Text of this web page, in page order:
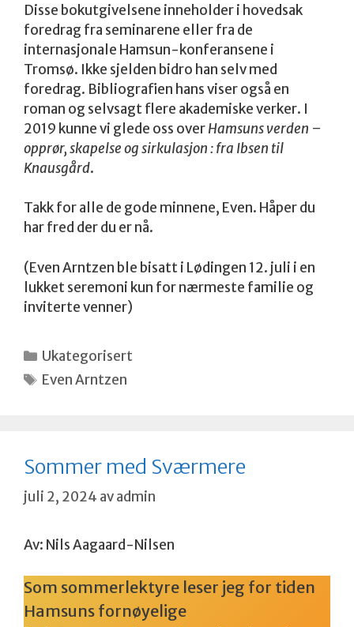
Disse bokutgivelsene inneholder i hovedsak
foredrag fra seminarene eller fra de
internasjonale Hamsun-konferansene i
Tromsø. Ikke sjelden bidro han selv med
foredrag. Bibliografien hans viser også en
roman og selvsagt flere akademiske verker. I
2019 kunne vi glede oss overHamsuns verden –
opprør, skapelse og sirkulasjon : fra Ibsen til
Knausgård.
Takk for alle de gode minnene, Even. Håper du
har fred der du er nå.
(Even Arntzen ble bisatt i Lødingen 12. juli i en
lukket seremoni kun for nærmeste familie og
inviterte venner)
Kategorier
Ukategorisert
Stikkord
Even Arntzen
Sommer med Sværmere
juli 2, 2024 avadmin
Av: Nils Aagaard-Nilsen
Som sommerlektyre leser jeg for tiden
Hamsuns fornøyelige